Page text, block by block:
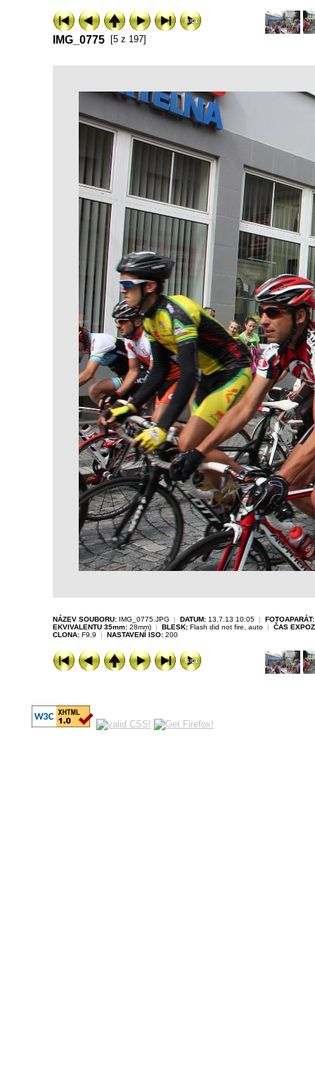
IMG_0775 [5 z 197]
ExhibitPlus
NÁZEV SOUBORU: IMG_0775.JPG | DATUM: 13.7.13 10:05 | FOTOAPARÁT:
EKVIVALENTU 35mm: 28mm) | BLESK: Flash did not fire, auto |
ČAS
CLONA: F9,9 | NASTAVENÍ ISO: 200